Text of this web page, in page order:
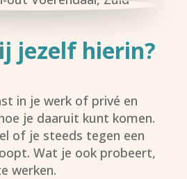
jezelf hierin?
in je werk of privé en
je daaruit kunt komen.
of je steeds tegen een
Wat je ook probeert,
werken.